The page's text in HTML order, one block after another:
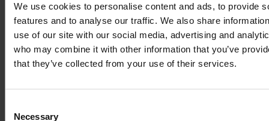
We use cookies to personalise content and ads, to provide
features and to analyse our traffic. We also share
use of our site with our social media, advertising and
who may combine it with other information that you’ve
that they’ve collected from your use of their services.
Selection
Necessary
Centerless slipning för genommatning och
instick
Hög produktivitet med optimerade
omställningstider
Mycket hög styvhet och effektiv